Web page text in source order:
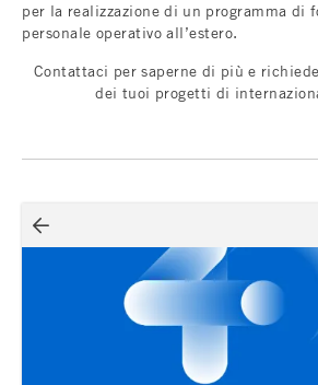
per la realizzazione di un programma di
personale operativo all’estero.
Contattaci per saperne di più e
dei tuoi progetti di
Navigazione
articoli